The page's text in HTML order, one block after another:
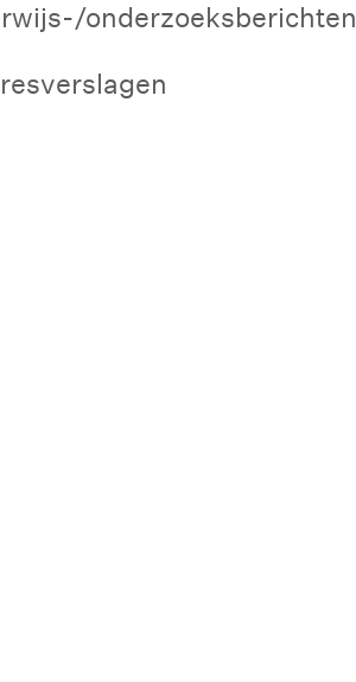
onderzoeksberichten